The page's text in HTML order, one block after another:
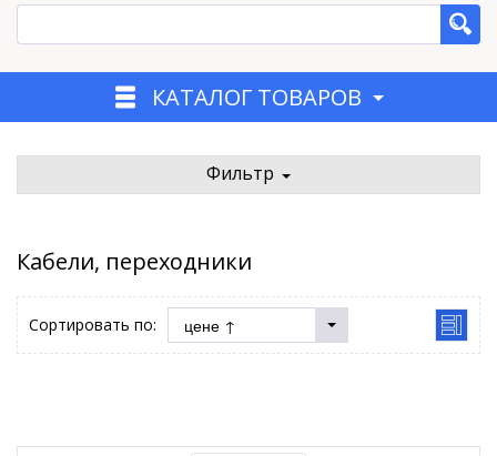
КАТАЛОГ ТОВАРОВ
Фильтр
Кабели, переходники
Сортировать по: